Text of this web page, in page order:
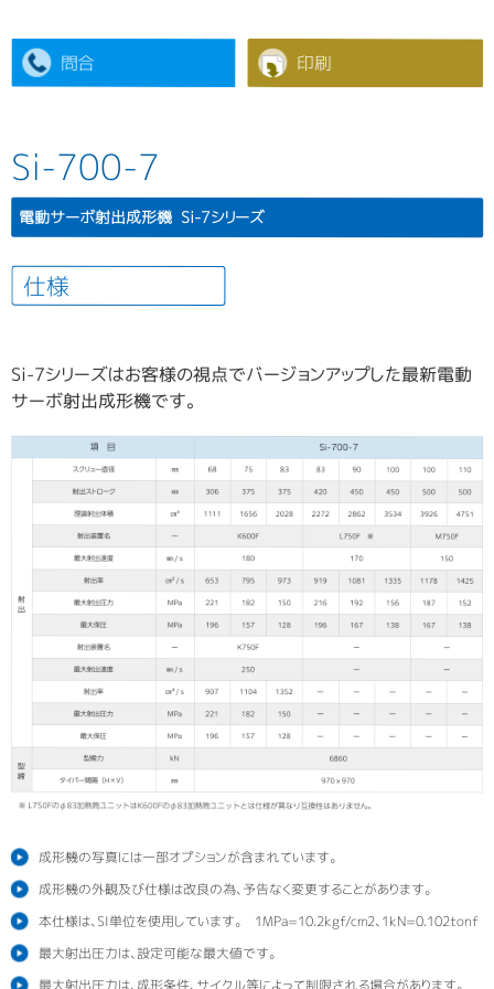
問合 印刷
Si-700-7
電動サーボ射出成形機 Si-7シリーズ
仕様
Si-7シリーズはお客様の視点でバージョンアップした最新電動
サーボ射出成形機です。
成形機の写真には一部オプションが含まれています。
成形機の外観及び仕様は改良の為、予告なく変更することがあります。
本仕様は、SI単位を使用しています。 1MPa=10.2kgf/cm2、1kN=0.102tonf
最大射出圧力は、設定可能な最大値です。
最大射出圧力は、成形条件、サイクル等によって制限される場合があります。